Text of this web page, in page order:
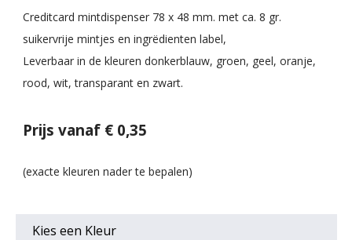
Creditcard mintdispenser 78 x 48 mm. met ca. 8 gr.
suikervrije mintjes en ingrëdienten label,
Leverbaar in de kleuren donkerblauw, groen, geel, oranje,
rood, wit, transparant en zwart.
Prijs vanaf € 0,35
Kies een Kleur